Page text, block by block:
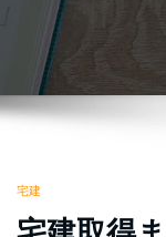
宅建